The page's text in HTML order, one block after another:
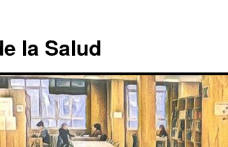
la Salud